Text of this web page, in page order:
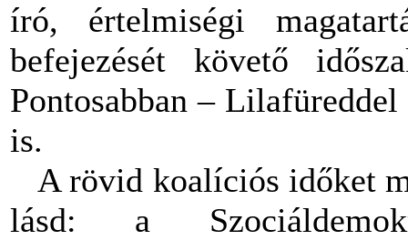
író, értelmiségi
befejezését követő
Pontosabban –
is.
A rövid koalíciós időket
lásd: a